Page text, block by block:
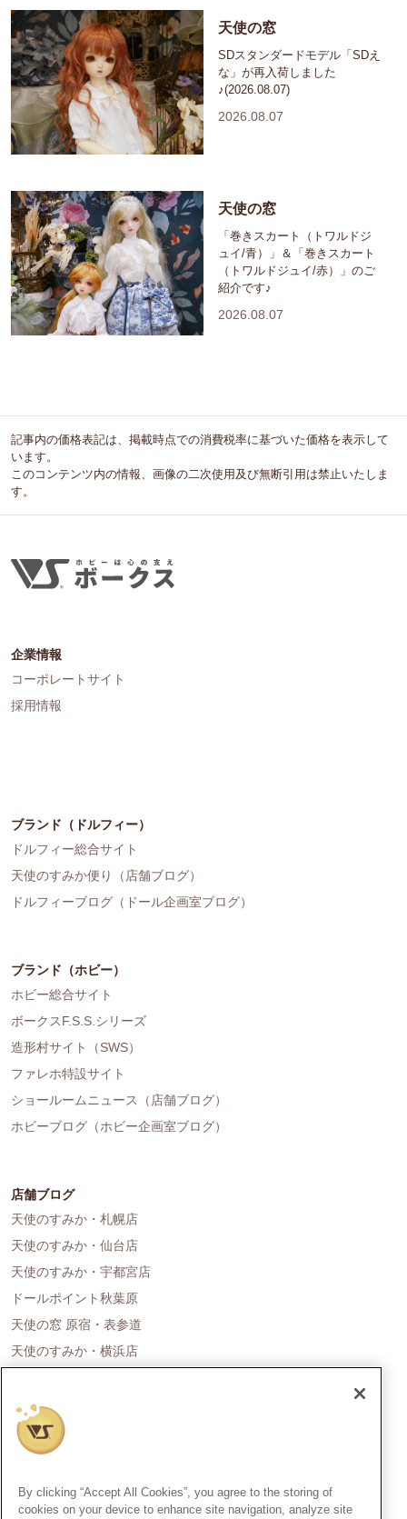
天使の窓
SDスタンダードモデル「SDえ
な」が再入荷しました
♪(2026.08.07)
2026.08.07
天使の窓
「巻きスカート（トワルドジ
ュイ/青）」＆「巻きスカート
（トワルドジュイ/赤）」のご
紹介です♪
2026.08.07
記事内の価格表記は、掲載時点での消費税率に基づいた価格を表示して
います。
このコンテンツ内の情報、画像の二次使用及び無断引用は禁止いたしま
す。
企業情報
コーポレートサイト
採用情報
ブランド（ドルフィー）
ドルフィー総合サイト
天使のすみか便り（店舗ブログ）
ドルフィーブログ（ドール企画室ブログ）
ブランド（ホビー）
ホビー総合サイト
ボークスF.S.S.シリーズ
造形村サイト（SWS）
ファレホ特設サイト
ショールームニュース（店舗ブログ）
ホビーブログ（ホビー企画室ブログ）
店舗ブログ
天使のすみか・札幌店
天使のすみか・仙台店
天使のすみか・宇都宮店
ドールポイント秋葉原
天使の窓 原宿・表参道
天使のすみか・横浜店
天使の里 霞中庵
ドールポイント大阪
天使のすみか・神戸店
天使のすみか・福岡店
By clicking “Accept All Cookies”, you agree to the storing of
cookies on your device to enhance site navigation, analyze site